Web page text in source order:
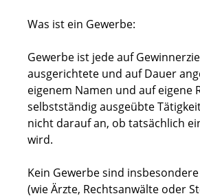
Was ist ein Gewerbe:
Gewerbe ist jede auf
ausgerichtete und auf Dauer
eigenem Namen und auf eigene
selbstständig ausgeübte
nicht darauf an, ob tatsächlich
wird.
Kein Gewerbe sind
(wie Ärzte, Rechtsanwälte oder